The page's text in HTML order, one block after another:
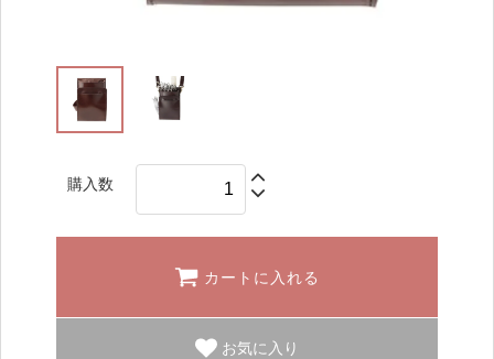
購入数
カートに入れる
お気に入り